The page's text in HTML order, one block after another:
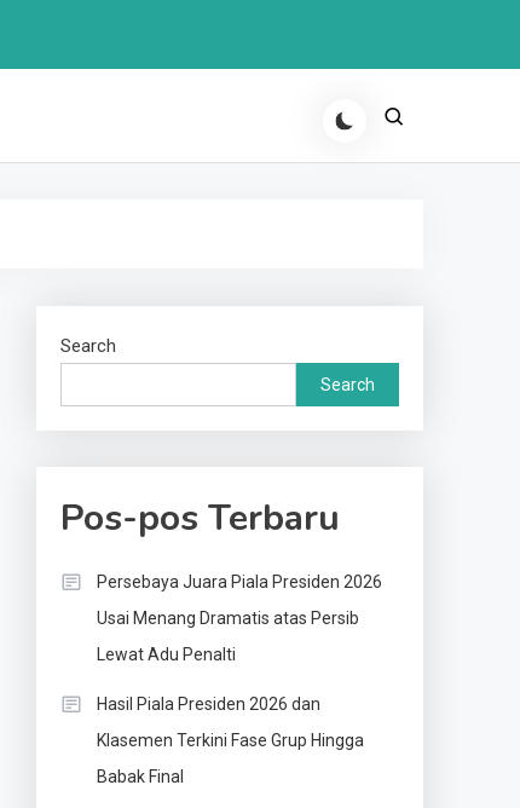
Search
Search
Pos-pos Terbaru
Persebaya Juara Piala Presiden 2026
Usai Menang Dramatis atas Persib
Lewat Adu Penalti
Hasil Piala Presiden 2026 dan
Klasemen Terkini Fase Grup Hingga
Babak Final